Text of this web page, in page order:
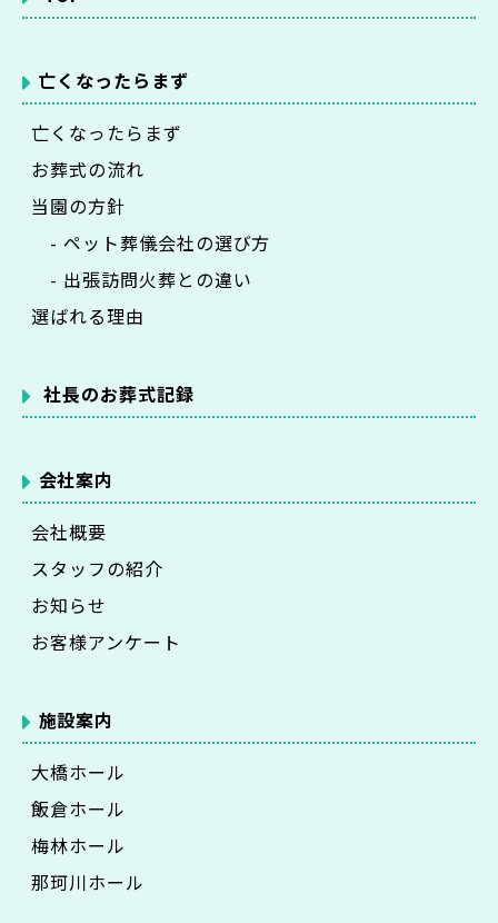
亡くなったらまず
亡くなったらまず
お葬式の流れ
当園の方針
- ペット葬儀会社の選び方
- 出張訪問火葬との違い
選ばれる理由
社長のお葬式記録
会社案内
会社概要
スタッフの紹介
お知らせ
お客様アンケート
施設案内
大橋ホール
飯倉ホール
梅林ホール
那珂川ホール